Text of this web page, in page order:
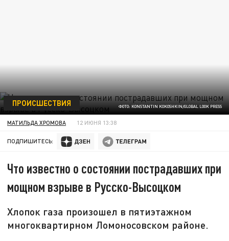
ФОТО: KONSTANTIN KOKOSHKIN/GLOBAL LOOK PRESS
ПРОИСШЕСТВИЯ
МАТИЛЬДА ХРОМОВА 12 ИЮНЯ 13:38
ПОДПИШИТЕСЬ:
Что известно о состоянии пострадавших при
мощном взрыве в Русско-Высоцком
Хлопок газа произошел в пятиэтажном
многоквартирном Ломоносовском районе.